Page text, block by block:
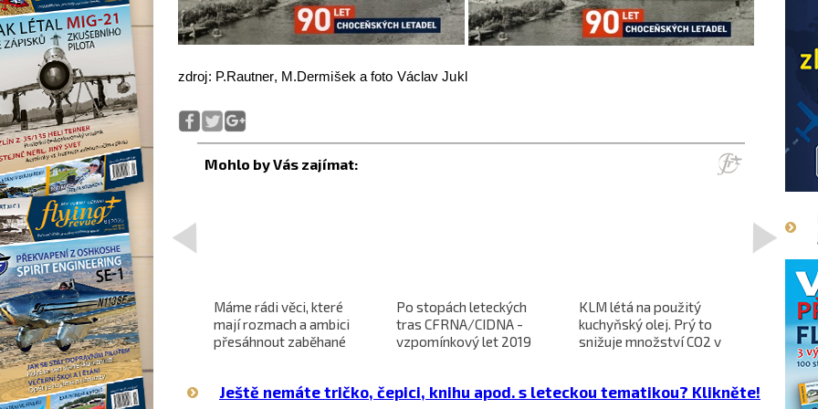
zdroj: P.Rautner, M.Dermišek a foto Václav Jukl
Projekt nadzvukového
letounu X-59 QueSST
směřuje k prvnímu letu
Máme rádi věci, které
mají rozmach a ambici
přesáhnout zaběhané
Po stopách leteckých
tras CFRNA/CIDNA -
vzpomínkový let 2019
KLM létá na použitý
kuchyňský olej. Prý to
snižuje množství CO2 v
L-610
projekt
>
Ještě nemáte tričko, čepici, knihu apod. s leteckou tematikou? Klikněte!